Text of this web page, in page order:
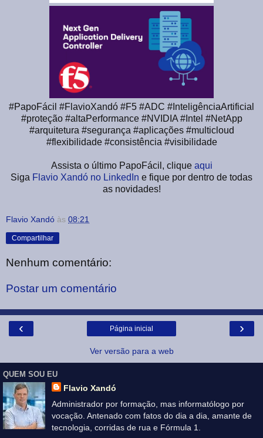
#PapoFácil #FlavioXandó #F5 #ADC #InteligênciaArtificial
#proteção #altaPerformance #NVIDIA #Intel #NetApp
#arquitetura #segurança #aplicações #multicloud
#flexibilidade #consistência #visibilidade
Assista o último PapoFácil, clique aqui
Siga Flavio Xandó no LinkedIn e fique por dentro de todas
as novidades!
Flavio Xandó às 08:21
Compartilhar
Nenhum comentário:
Postar um comentário
‹ ›
Página inicial
Ver versão para a web
QUEM SOU EU
Flavio Xandó
Administrador por formação, mas informatólogo por
vocação. Antenado com fatos do dia a dia, amante de
tecnologia, corridas de rua e Fórmula 1.